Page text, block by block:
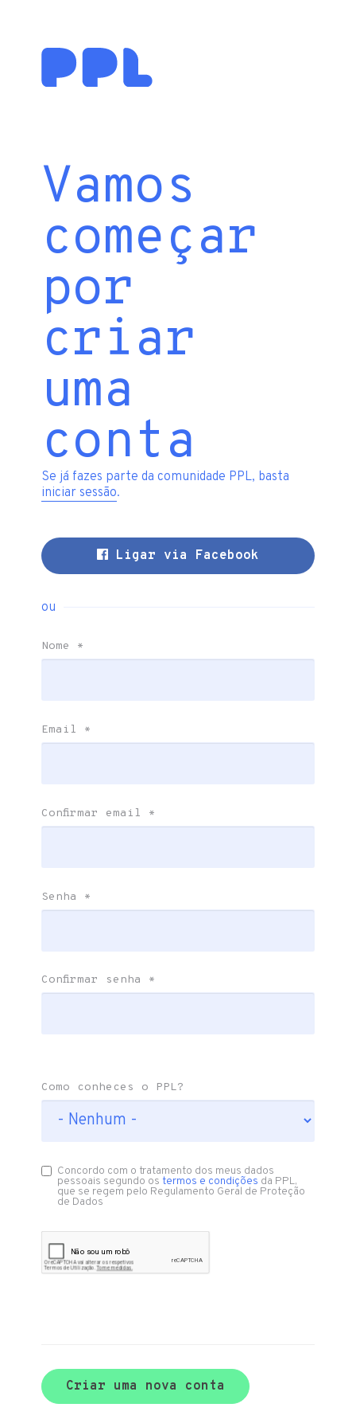
Vamos
começar
por
criar
uma
conta
Se já fazes parte da comunidade PPL, basta
iniciar sessão.
Ligar via Facebook
ou
Nome *
Email *
Confirmar email *
Senha *
Confirmar senha *
Como conheces o PPL?
Concordo com o tratamento dos meus dados
pessoais segundo ostermos e condições da PPL,
que se regem pelo Regulamento Geral de Proteção
de Dados
Criar uma nova conta